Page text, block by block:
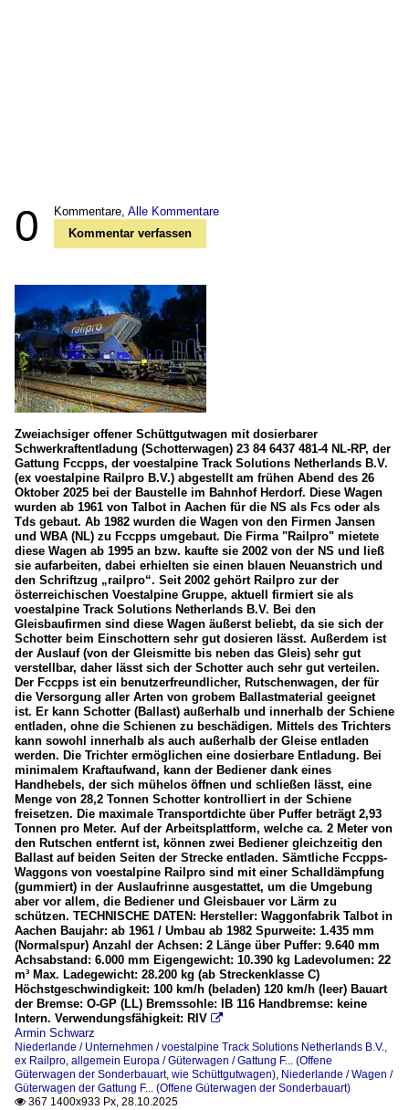
0 Kommentare, Alle Kommentare
Kommentar verfassen
Zweiachsiger offener Schüttgutwagen mit dosierbarer
Schwerkraftentladung (Schotterwagen) 23 84 6437 481-4 NL-RP, der
Gattung Fccpps, der voestalpine Track Solutions Netherlands B.V.
(ex voestalpine Railpro B.V.) abgestellt am frühen Abend des 26
Oktober 2025 bei der Baustelle im Bahnhof Herdorf. Diese Wagen
wurden ab 1961 von Talbot in Aachen für die NS als Fcs oder als
Tds gebaut. Ab 1982 wurden die Wagen von den Firmen Jansen
und WBA (NL) zu Fccpps umgebaut. Die Firma "Railpro" mietete
diese Wagen ab 1995 an bzw. kaufte sie 2002 von der NS und ließ
sie aufarbeiten, dabei erhielten sie einen blauen Neuanstrich und
den Schriftzug „railpro“. Seit 2002 gehört Railpro zur der
österreichischen Voestalpine Gruppe, aktuell firmiert sie als
voestalpine Track Solutions Netherlands B.V. Bei den
Gleisbaufirmen sind diese Wagen äußerst beliebt, da sie sich der
Schotter beim Einschottern sehr gut dosieren lässt. Außerdem ist
der Auslauf (von der Gleismitte bis neben das Gleis) sehr gut
verstellbar, daher lässt sich der Schotter auch sehr gut verteilen.
Der Fccpps ist ein benutzerfreundlicher, Rutschenwagen, der für
die Versorgung aller Arten von grobem Ballastmaterial geeignet
ist. Er kann Schotter (Ballast) außerhalb und innerhalb der Schiene
entladen, ohne die Schienen zu beschädigen. Mittels des Trichters
kann sowohl innerhalb als auch außerhalb der Gleise entladen
werden. Die Trichter ermöglichen eine dosierbare Entladung. Bei
minimalem Kraftaufwand, kann der Bediener dank eines
Handhebels, der sich mühelos öffnen und schließen lässt, eine
Menge von 28,2 Tonnen Schotter kontrolliert in der Schiene
freisetzen. Die maximale Transportdichte über Puffer beträgt 2,93
Tonnen pro Meter. Auf der Arbeitsplattform, welche ca. 2 Meter von
den Rutschen entfernt ist, können zwei Bediener gleichzeitig den
Ballast auf beiden Seiten der Strecke entladen. Sämtliche Fccpps-
Waggons von voestalpine Railpro sind mit einer Schalldämpfung
(gummiert) in der Auslaufrinne ausgestattet, um die Umgebung
aber vor allem, die Bediener und Gleisbauer vor Lärm zu
schützen. TECHNISCHE DATEN: Hersteller: Waggonfabrik Talbot in
Aachen Baujahr: ab 1961 / Umbau ab 1982 Spurweite: 1.435 mm
(Normalspur) Anzahl der Achsen: 2 Länge über Puffer: 9.640 mm
Achsabstand: 6.000 mm Eigengewicht: 10.390 kg Ladevolumen: 22
m³ Max. Ladegewicht: 28.200 kg (ab Streckenklasse C)
Höchstgeschwindigkeit: 100 km/h (beladen) 120 km/h (leer) Bauart
der Bremse: O-GP (LL) Bremssohle: IB 116 Handbremse: keine
Intern. Verwendungsfähigkeit: RIV 
Armin Schwarz
Niederlande / Unternehmen / voestalpine Track Solutions Netherlands B.V.,
ex Railpro, allgemein Europa / Güterwagen / Gattung F... (Offene
Güterwagen der Sonderbauart, wie Schüttgutwagen), Niederlande / Wagen /
Güterwagen der Gattung F... (Offene Güterwagen der Sonderbauart)
 367 1400x933 Px, 28.10.2025